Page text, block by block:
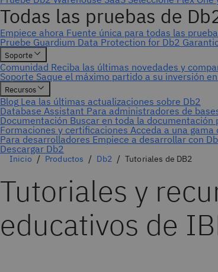
Inicio Productos Db2 Tutoriales de DB2
Tutoriales y
educativos de